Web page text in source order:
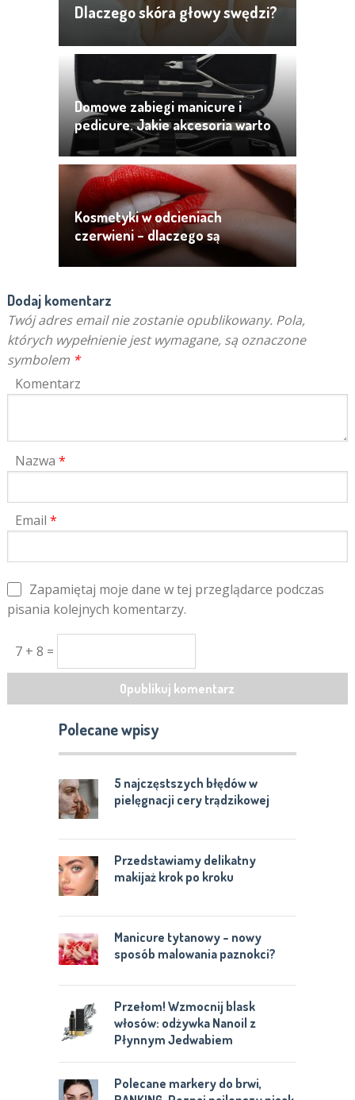
Dlaczego skóra głowy swędzi?
Domowe zabiegi manicure i
pedicure. Jakie akcesoria warto
mieć i jak ich używać?
Kosmetyki w odcieniach
czerwieni – dlaczego są
ponadczasowe?
Dodaj komentarz
Twój adres email nie zostanie opublikowany. Pola,
których wypełnienie jest wymagane, są oznaczone
symbolem *
Komentarz
Nazwa *
Email *
Zapamiętaj moje dane w tej przeglądarce podczas
pisania kolejnych komentarzy.
7 + 8 =
Polecane wpisy
5 najczęstszych błędów w
pielęgnacji cery trądzikowej
Przedstawiamy delikatny
makijaż krok po kroku
Manicure tytanowy – nowy
sposób malowania paznokci?
Przełom! Wzmocnij blask
włosów: odżywka Nanoil z
Płynnym Jedwabiem
Polecane markery do brwi,